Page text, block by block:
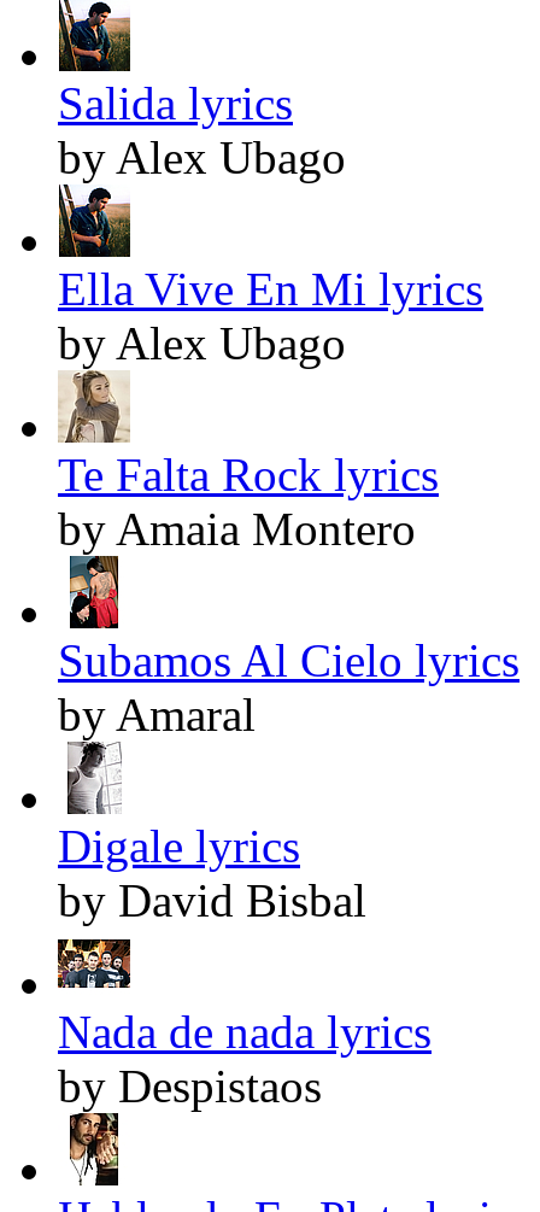
Salida lyrics
by Alex Ubago
Ella Vive En Mi lyrics
by Alex Ubago
Te Falta Rock lyrics
by Amaia Montero
Subamos Al Cielo lyrics
by Amaral
Digale lyrics
by David Bisbal
Nada de nada lyrics
by Despistaos